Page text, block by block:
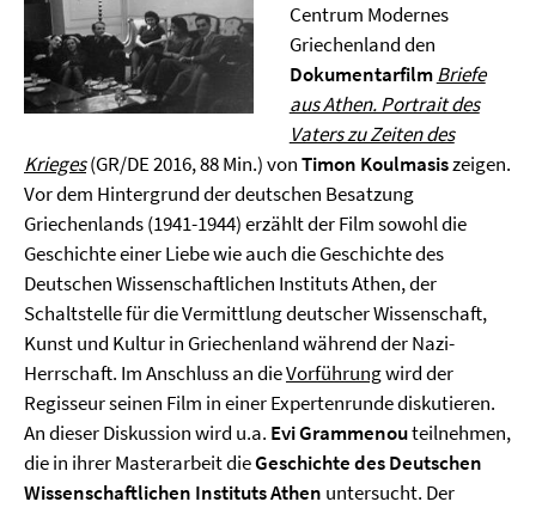
Centrum Modernes
Griechenland den
DokumentarfilmBriefe
aus Athen. Portrait des
Vaters zu Zeiten des
Krieges(GR/DE 2016, 88 Min.) vonTimon Koulmasiszeigen.
Vor dem Hintergrund der deutschen Besatzung
Griechenlands (1941-1944) erzählt der Film sowohl die
Geschichte einer Liebe wie auch die Geschichte des
Deutschen Wissenschaftlichen Instituts Athen, der
Schaltstelle für die Vermittlung deutscher Wissenschaft,
Kunst und Kultur in Griechenland während der Nazi-
Herrschaft. Im Anschluss an dieVorführungwird der
Regisseur seinen Film in einer Expertenrunde diskutieren.
An dieser Diskussion wird u.a. Evi Grammenouteilnehmen,
die in ihrer Masterarbeit dieGeschichte des Deutschen
Wissenschaftlichen Instituts Athen untersucht. Der